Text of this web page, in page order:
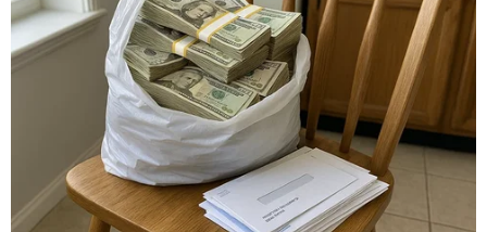
Người phát ngôn Bộ Ngoại giao Iran cảnh báo Mỹ
không được phép bắt giữ tàu chở dầu của Iran ở
vùng biển quốc tế, cho rằng hành động như vậy sẽ
gây nguy hại đến sự an toàn của tàu bè.